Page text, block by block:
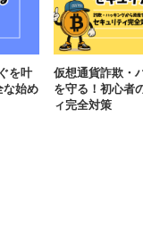
を叶
な始め
仮想通貨詐欺・
を守る！初心者
ィ完全対策